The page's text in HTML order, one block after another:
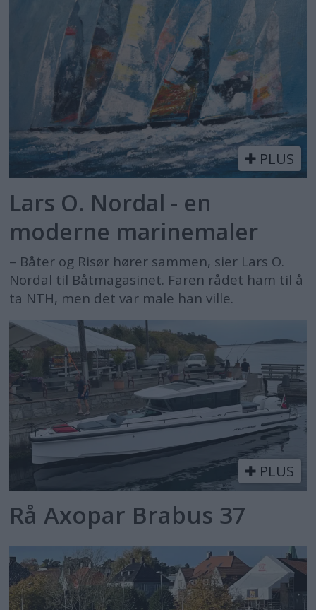
PLUS
Lars O. Nordal - en
moderne marinemaler
– Båter og Risør hører sammen, sier Lars O.
Nordal til Båtmagasinet. Faren rådet ham til å
ta NTH, men det var male han ville.
PLUS
Rå Axopar Brabus 37